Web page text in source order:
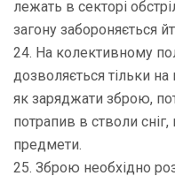
лежать в секторі
загону забороняється
24. На колективному
дозволяється тільки
як заряджати зброю,
потрапив в стволи сніг,
предмети.
25. Зброю необхідно